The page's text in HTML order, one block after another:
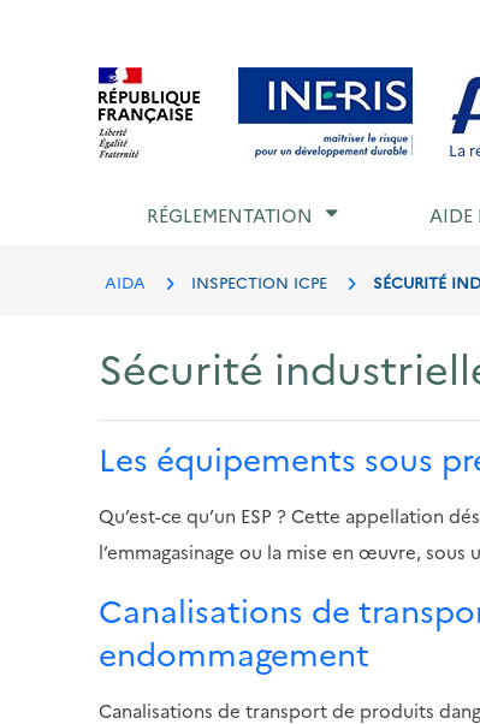
Aller au contenu Aller au menu
La
RÉGLEMENTATION AIDE
AIDA INSPECTION ICPE SÉCURITÉ
Sécurité
Les équipements sous
Qu’est-ce qu’un ESP ? Cette appellation
l’emmagasinage ou la mise en œuvre,
Canalisations de
endommagement
Canalisations de transport de produits